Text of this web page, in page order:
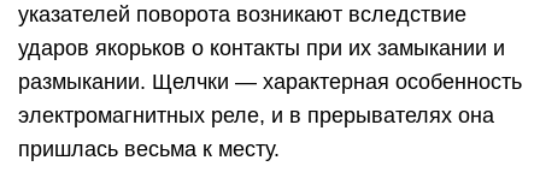
указателей поворота возникают вследствие
ударов якорьков о контакты при их замыкании и
размыкании. Щелчки — характерная особенность
электромагнитных реле, и в прерывателях она
пришлась весьма к месту.